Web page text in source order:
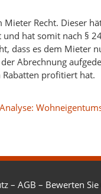
Recht. Dieser
und hat somit nach §
dass es dem Mieter
Abrechnung
profitiert hat.
Analyse:
– AGB – Bewerten Sie